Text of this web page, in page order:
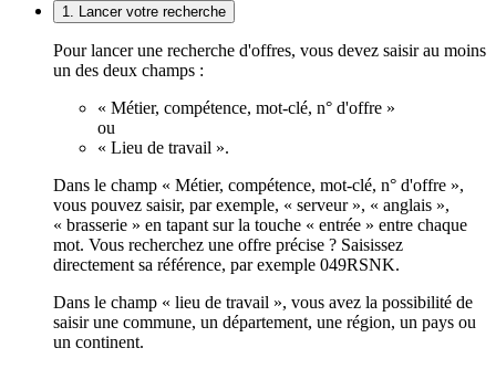
1. Lancer votre recherche
Pour lancer une recherche d'offres, vous devez saisir au moins
un des deux champs :
« Métier, compétence, mot-clé, n° d'offre »
ou
« Lieu de travail ».
Dans le champ « Métier, compétence, mot-clé, n° d'offre »,
vous pouvez saisir, par exemple, « serveur », « anglais »,
« brasserie » en tapant sur la touche « entrée » entre chaque
mot. Vous recherchez une offre précise ? Saisissez
directement sa référence, par exemple 049RSNK.
Dans le champ « lieu de travail », vous avez la possibilité de
saisir une commune, un département, une région, un pays ou
un continent.